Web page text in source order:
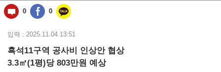
동)
0 0
입력 : 2025.11.04 13:51
흑석11구역 공사비 인상안 협상
3.3㎡(1평)당 803만원 예상